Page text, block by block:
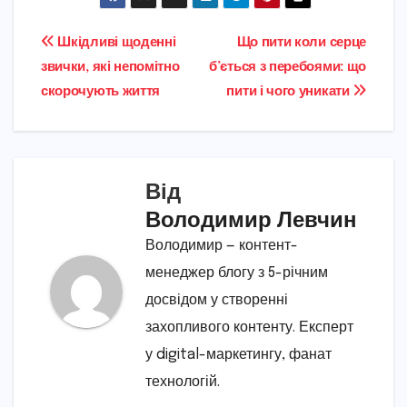
Навігація
записів
Що пити коли серце
б’ється з перебоями: що
пити і чого уникати
Шкідливі щоденні
звички, які непомітно
скорочують життя
Від
Володимир Левчин
Володимир — контент-
менеджер блогу з 5-річним
досвідом у створенні
захопливого контенту. Експерт
у digital-маркетингу, фанат
технологій.